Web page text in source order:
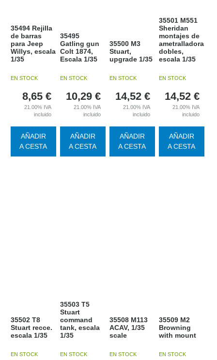
35494 Rejilla
de barras
para Jeep
Willys, escala
1/35
EN STOCK
8,65 €
21.00% IVA
incluido
AÑADIR
A CESTA
35495
Gatling gun
Colt 1874,
Escala 1/35
EN STOCK
10,29 €
21.00% IVA
incluido
AÑADIR
A CESTA
35500 M3
Stuart,
upgrade 1/35
EN STOCK
14,52 €
21.00% IVA
incluido
AÑADIR
A CESTA
35501 M551
Sheridan
montajes de
ametralladoras
dobles,
escala 1/35
EN STOCK
14,52 €
21.00% IVA
incluido
AÑADIR
A CESTA
35502 T8
Stuart recce.
escala 1/35
EN STOCK
35503 T5
Stuart
command
tank, escala
1/35
EN STOCK
35508 M113
ACAV, 1/35
scale
EN STOCK
35509 M2
Browning
with mount
EN STOCK